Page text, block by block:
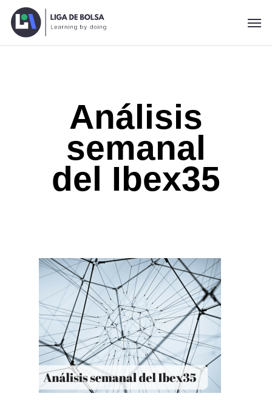
Skip
Análisis
semanal
del Ibex35